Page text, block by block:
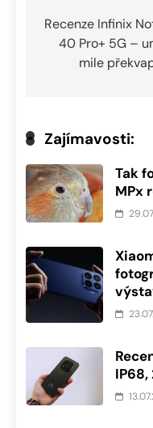
pro
příspěvek
Recenze Infinix
40 Pro+ 5G –
mile
Zajímavosti:
Tak
MPx
IP68,